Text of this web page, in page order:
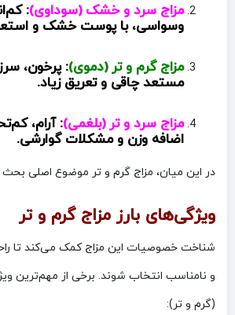
مزاج سرد و خشک (سوداوی):
وسواسی، با پوست خشک و
مزاج گرم و تر (دموی): پرخون،
مستعد چاقی و تعریق زیاد.
مزاج سرد و تر (بلغمی): آرام،
اضافه وزن و مشکلات گوارشی.
در این میان، مزاج گرم و تر موضوع اصلی
ویژگی‌های بارز مزاج گرم و تر
شناخت خصوصیات این مزاج کمک می‌کند تا
و نامناسب انتخاب شوند. برخی از مهم‌ترین
(گرم و تر):